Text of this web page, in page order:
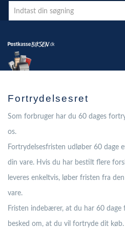
Fortrydelsesret
Som forbruger har du 60 dages
os.
Fortrydelsesfristen udløber 60 dage
din vare. Hvis du har bestilt flere
leveres enkeltvis, løber fristen fra
vare.
Fristen indebærer, at du har 60
besked om, at du vil fortryde dit køb.